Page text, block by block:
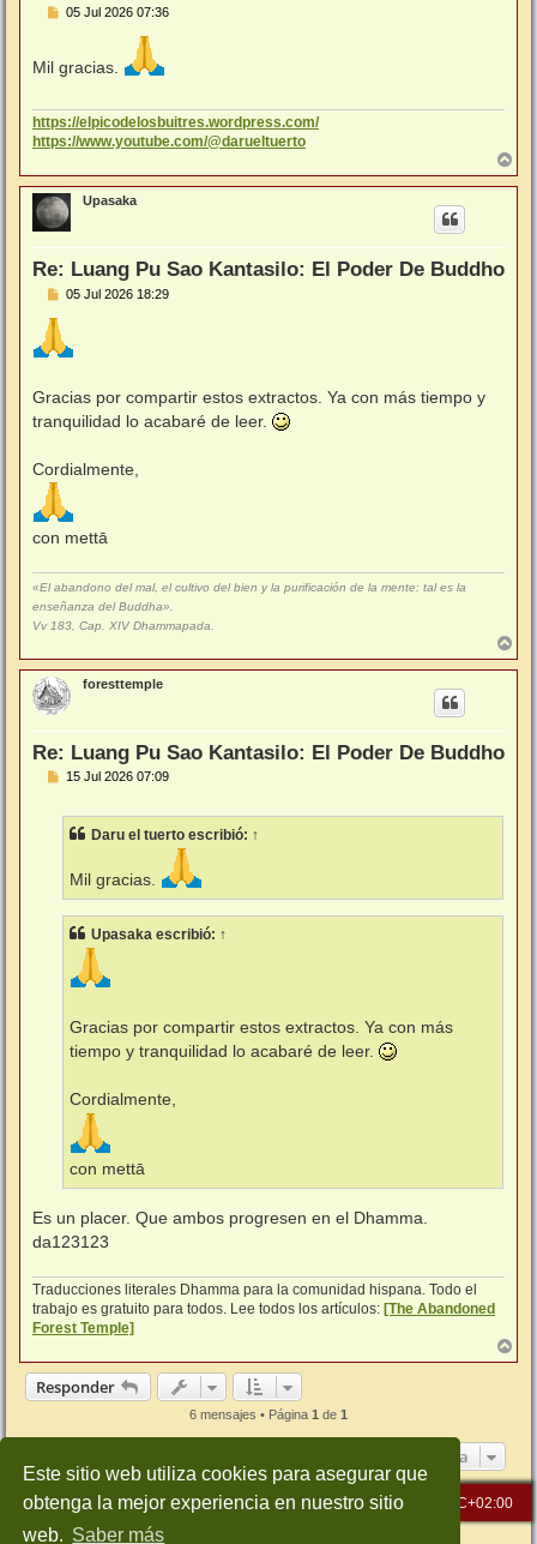
Este sitio web utiliza cookies para asegurar que
obtenga la mejor experiencia en nuestro sitio
web. Saber más
M
a
05 Jul 2026 07:36
Mil gracias.
https://elpicodelosbuitres.wordpress.com/
https://www.youtube.com/@darueltuerto
r
r
Upasaka
Re: Luang Pu Sao Kantasilo: El Poder De Buddho
M
s
a
05 Jul 2026 18:29
Gracias por compartir estos extractos. Ya con más tiempo y
tranquilidad lo acabaré de leer.
Cordialmente,
con mettā
«El abandono del mal, el cultivo del bien y la purificación de la mente: tal es la
enseñanza del Buddha».
Vv 183, Cap. XIV Dhammapada.
r
r
foresttemple
Re: Luang Pu Sao Kantasilo: El Poder De Buddho
M
15 Jul 2026 07:09
Daru el tuerto escribió: ↑
Mil gracias.
Upasaka escribió: ↑
Gracias por compartir estos extractos. Ya con más
tiempo y tranquilidad lo acabaré de leer.
Cordialmente,
con mettā
Es un placer. Que ambos progresen en el Dhamma.
da123123
Traducciones literales Dhamma para la comunidad hispana. Todo el
trabajo es gratuito para todos. Lee todos los artículos: [The Abandoned
Forest Temple]
r
Responder
6 mensajes • Página 1 de 1
Ir a
Inicio Índice general Todos los horarios son UTC+02:00